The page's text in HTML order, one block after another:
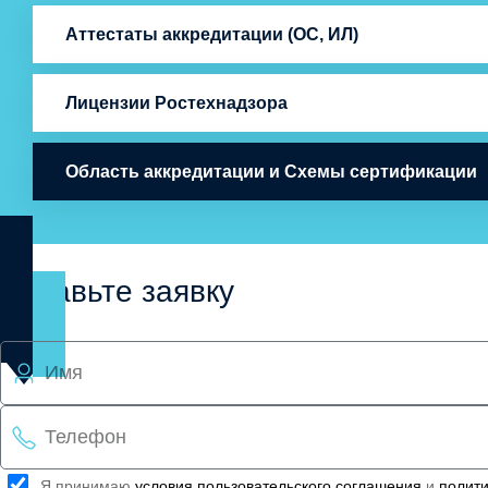
Аттестаты аккредитации (ОС, ИЛ)
Лицензии Ростехнадзора
Область аккредитации и Схемы сертификации
Оставьте заявку